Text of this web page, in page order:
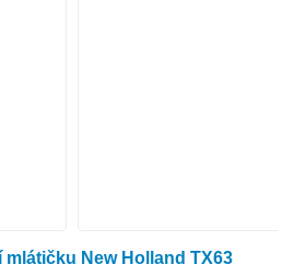
mlátičku New Holland TX63